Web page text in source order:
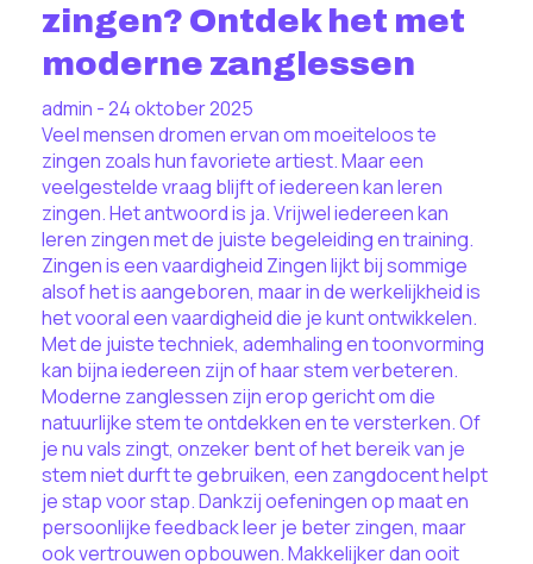
zingen? Ontdek het met
moderne zanglessen
admin - 24 oktober 2025
Veel mensen dromen ervan om moeiteloos te
zingen zoals hun favoriete artiest. Maar een
veelgestelde vraag blijft of iedereen kan leren
zingen. Het antwoord is ja. Vrijwel iedereen kan
leren zingen met de juiste begeleiding en training.
Zingen is een vaardigheid Zingen lijkt bij sommige
alsof het is aangeboren, maar in de werkelijkheid is
het vooral een vaardigheid die je kunt ontwikkelen.
Met de juiste techniek, ademhaling en toonvorming
kan bijna iedereen zijn of haar stem verbeteren.
Moderne zanglessen zijn erop gericht om die
natuurlijke stem te ontdekken en te versterken. Of
je nu vals zingt, onzeker bent of het bereik van je
stem niet durft te gebruiken, een zangdocent helpt
je stap voor stap. Dankzij oefeningen op maat en
persoonlijke feedback leer je beter zingen, maar
ook vertrouwen opbouwen. Makkelijker dan ooit